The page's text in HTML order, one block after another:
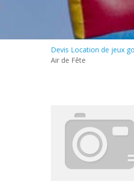
Devis Location de jeux
Air de Fête